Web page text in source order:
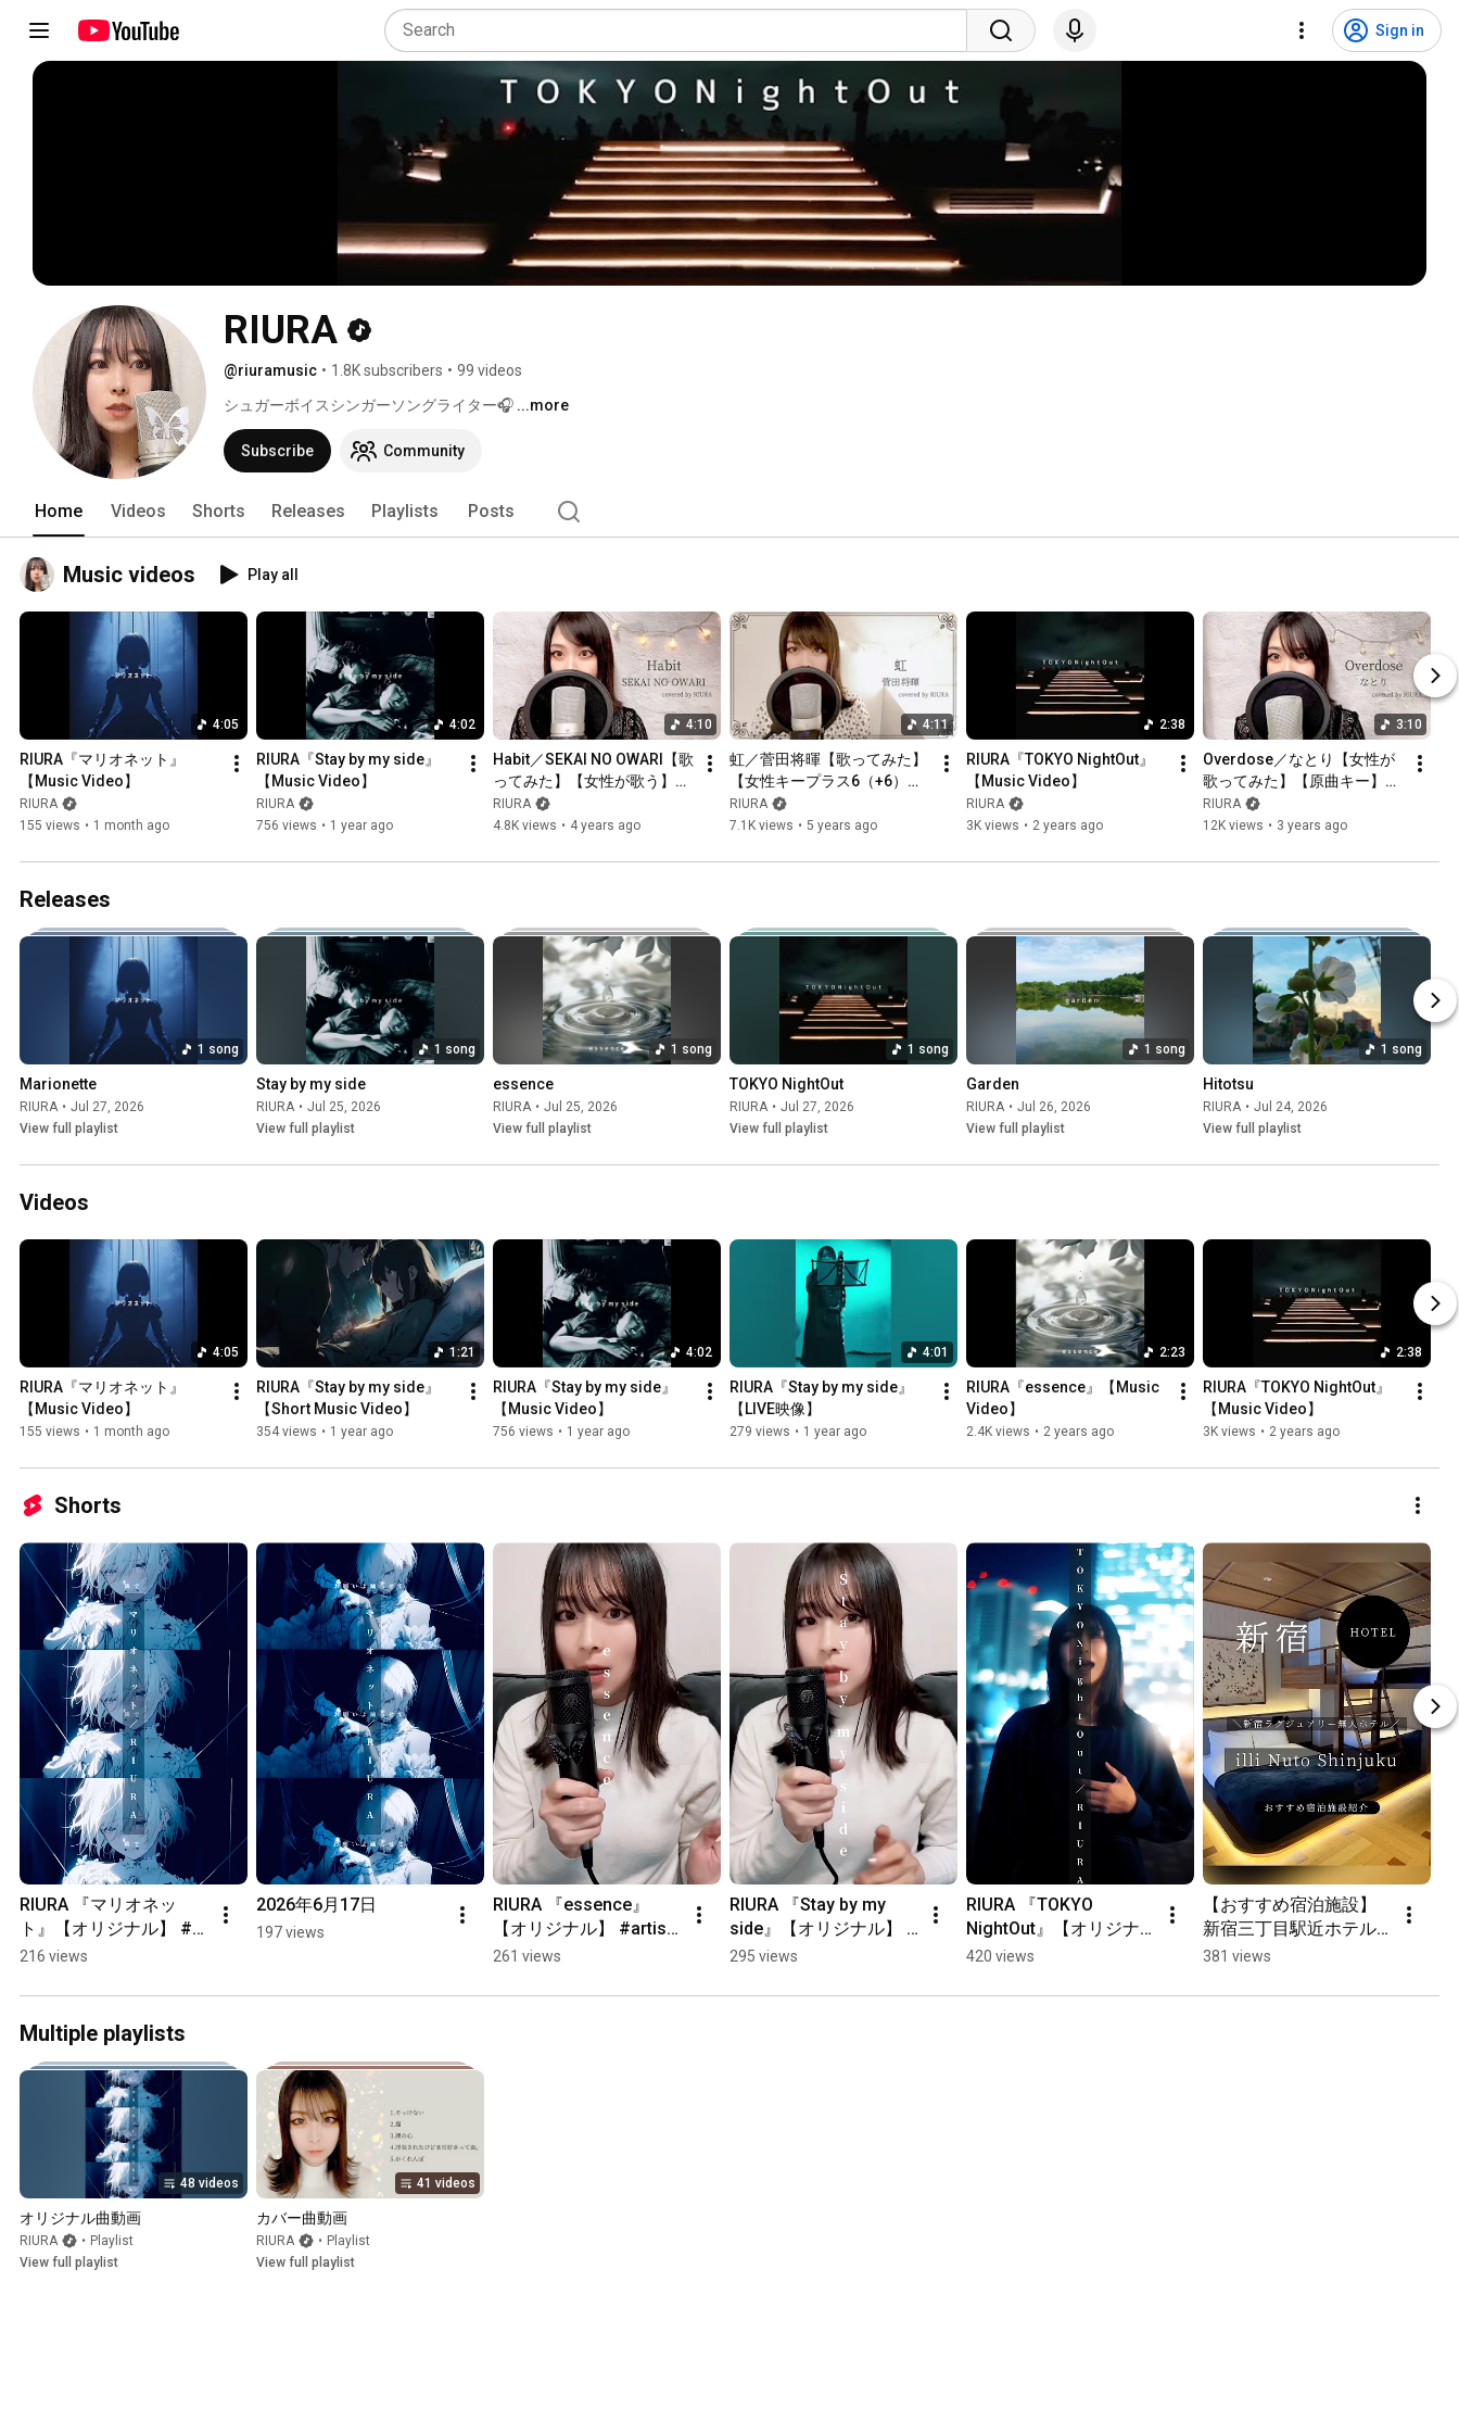
Sign in
RIURA
@riuramusic • 1.8K subscribers • 99 videos
シュガーボイスシンガーソングライター🎧 ...more
Subscribe Community
Home Videos Shorts Releases Playlists Posts
Music videos Play all
4:05
RIURA『マリオネット』
【Music Video】
RIURA
155 views • 1 month ago
4:02
RIURA『Stay by my side』
【Music Video】
RIURA
756 views • 1 year ago
4:10
Habit／SEKAI NO OWARI【歌
ってみた】【女性が歌う】
（covered by RIURA）
RIURA
4.8K views • 4 years ago
4:11
虹／菅田将暉【歌ってみた】
【女性キープラス6（+6）】
（covered by RIURA）
RIURA
7.1K views • 5 years ago
2:38
RIURA『TOKYO NightOut』
【Music Video】
RIURA
3K views • 2 years ago
3:10
Overdose／なとり【女性が
歌ってみた】【原曲キー】
（covered by RIURA）
RIURA
12K views • 3 years ago
Releases
1 song
Marionette
RIURA • Jul 27, 2026
View full playlist
1 song
Stay by my side
RIURA • Jul 25, 2026
View full playlist
1 song
essence
RIURA • Jul 25, 2026
View full playlist
1 song
TOKYO NightOut
RIURA • Jul 27, 2026
View full playlist
1 song
Garden
RIURA • Jul 26, 2026
View full playlist
1 song
Hitotsu
RIURA • Jul 24, 2026
View full playlist
Videos
4:05
RIURA『マリオネット』
【Music Video】
155 views • 1 month ago
1:21
RIURA『Stay by my side』
【Short Music Video】
354 views • 1 year ago
4:02
RIURA『Stay by my side』
【Music Video】
756 views • 1 year ago
4:01
RIURA『Stay by my side』
【LIVE映像】
279 views • 1 year ago
2:23
RIURA『essence』【Music
Video】
2.4K views • 2 years ago
2:38
RIURA『TOKYO NightOut』
【Music Video】
3K views • 2 years ago
Shorts
RIURA 『マリオネッ
ト』【オリジナル】 #
ミュージックビデオ
#jpop #originalsong
#hiphop
216 views
2026年6月17日
197 views
RIURA 『essence』
【オリジナル】 #artist
#music #mv #オリジナ
#originalsong #シンガ
261 views
RIURA 『Stay by my
side』【オリジナル】
#artist #music #mv #
#originalsong #シンガ
295 views
RIURA 『TOKYO
NightOut』【オリジナ
ル】 #music #mv #オ
#originalsong #シンガ
420 views
【おすすめ宿泊施設】
新宿三丁目駅近ホテル
illi Nuto Shinjuku #ホテ
めスポット #東京ホテ
381 views
Multiple playlists
48 videos
オリジナル曲動画
RIURA • Playlist
View full playlist
41 videos
カバー曲動画
RIURA • Playlist
View full playlist